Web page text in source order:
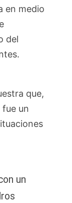
en medio
del
que,
un
un